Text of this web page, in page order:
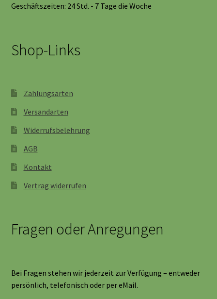
Geschäftszeiten: 24 Std. - 7 Tage die Woche
Shop-Links
Zahlungsarten
Versandarten
Widerrufsbelehrung
AGB
Kontakt
Vertrag widerrufen
Fragen oder Anregungen
Bei Fragen stehen wir jederzeit zur Verfügung – entweder
persönlich, telefonisch oder per eMail.